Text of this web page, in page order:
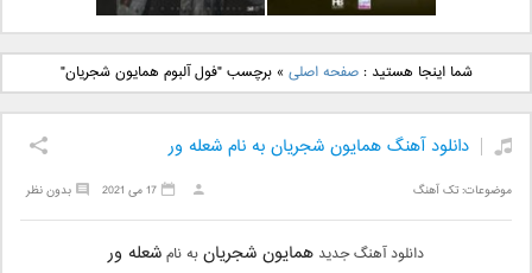
دانلود آهنگ جدید بهنام
بانی بنام قرص قمر 2
دانلود آهنگ جدید علی
یاسینی بنام دورترین نزدیک
شما اینجا هستید :صفحه اصلی »برچسب "فول آلبوم همایون شجریان"
دانلود آهنگ همایون شجریان به نام شعله ور
موضوعات:تک آهنگ بدون نظر 17 می 2021
دانلود آهنگ جدید همایون شجریانبه نامشعله ور